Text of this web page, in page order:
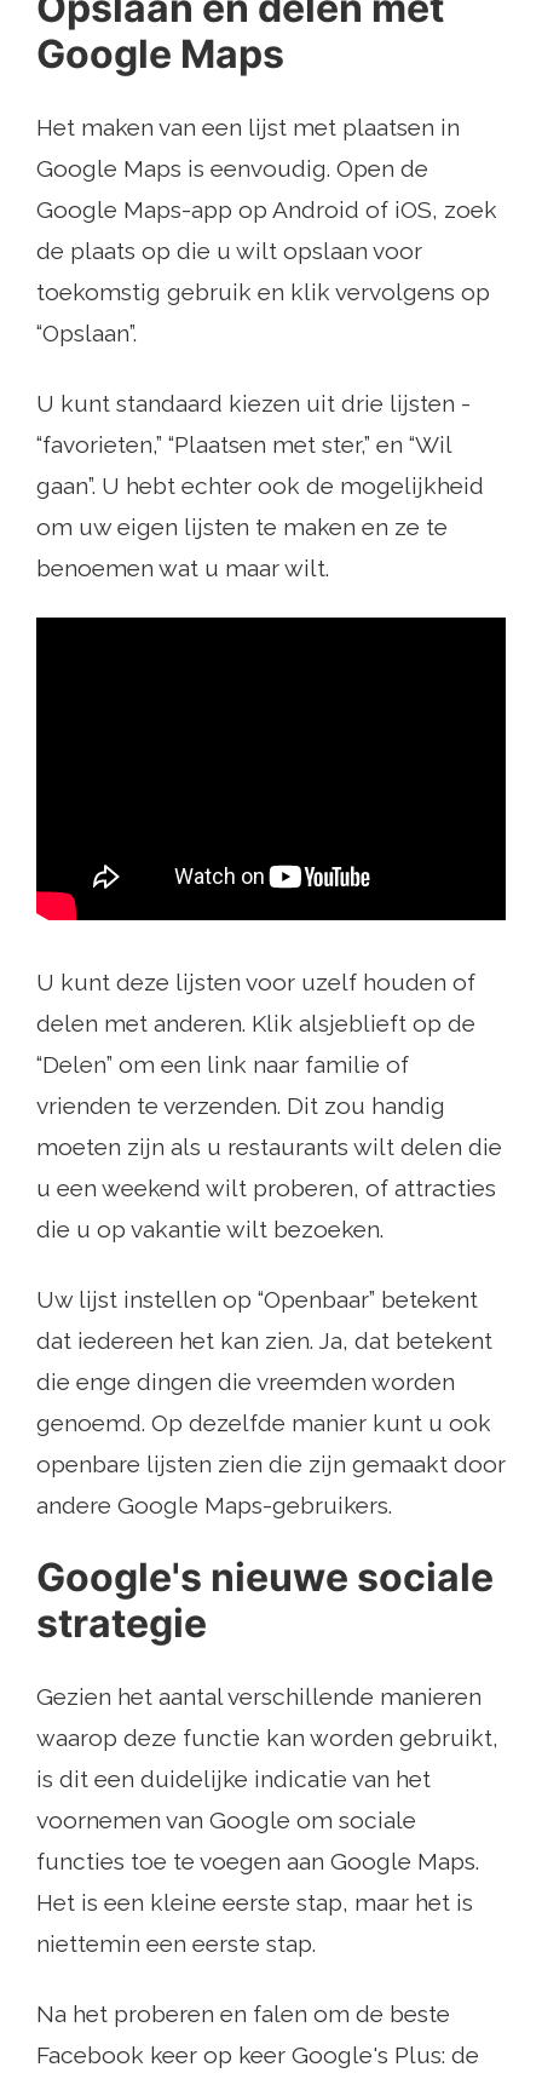
Google Maps
Het maken van een lijst met plaatsen in
Google Maps is eenvoudig. Open de
Google Maps-app op Android of iOS, zoek
de plaats op die u wilt opslaan voor
toekomstig gebruik en klik vervolgens op
“Opslaan”.
U kunt standaard kiezen uit drie lijsten -
“favorieten,” “Plaatsen met ster,” en “Wil
gaan”. U hebt echter ook de mogelijkheid
om uw eigen lijsten te maken en ze te
benoemen wat u maar wilt.
U kunt deze lijsten voor uzelf houden of
delen met anderen. Klik alsjeblieft op de
“Delen” om een ​​link naar familie of
vrienden te verzenden. Dit zou handig
moeten zijn als u restaurants wilt delen die
u een weekend wilt proberen, of attracties
die u op vakantie wilt bezoeken.
Uw lijst instellen op “Openbaar” betekent
dat iedereen het kan zien. Ja, dat betekent
die enge dingen die vreemden worden
genoemd. Op dezelfde manier kunt u ook
openbare lijsten zien die zijn gemaakt door
andere Google Maps-gebruikers.
Google's nieuwe sociale
strategie
Gezien het aantal verschillende manieren
waarop deze functie kan worden gebruikt,
is dit een duidelijke indicatie van het
voornemen van Google om sociale
functies toe te voegen aan Google Maps.
Het is een kleine eerste stap, maar het is
niettemin een eerste stap.
Na het proberen en falen om de beste
Facebook keer op keer Google's Plus: de